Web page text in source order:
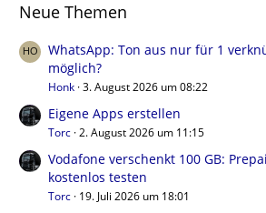
Neue Themen
WhatsApp: Ton aus nur für 1
möglich?
Honk 3. August 2026 um 08:22
Eigene Apps erstellen
Torc 2. August 2026 um 11:15
Vodafone verschenkt 100 GB:
kostenlos testen
Torc 19. Juli 2026 um 18:01